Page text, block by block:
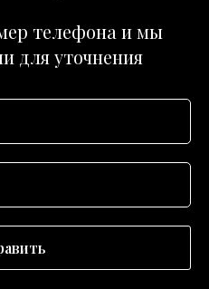
телефона и мы
для уточнения